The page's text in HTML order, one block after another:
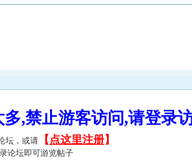
多,禁止游客访问,请登
坛，或请 【 点这里注册】
论坛即可游览帖子